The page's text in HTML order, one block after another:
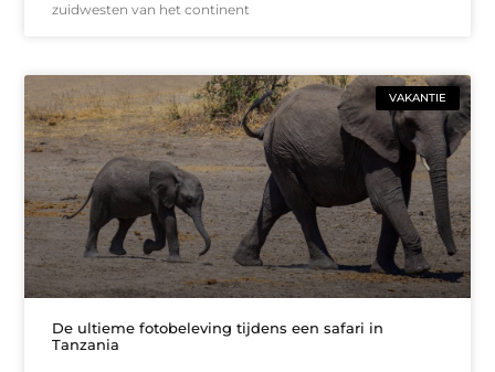
zuidwesten van het continent
VAKANTIE
De ultieme fotobeleving tijdens een safari in
Tanzania